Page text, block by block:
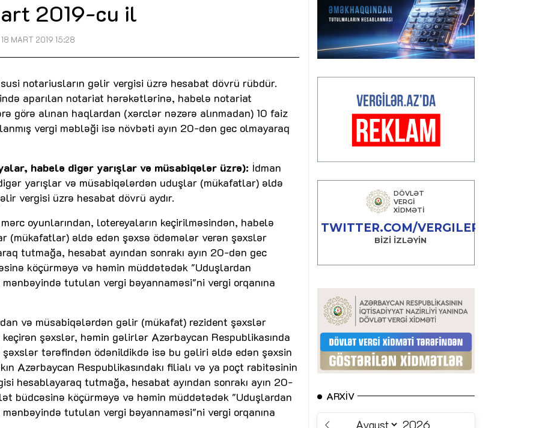
2019-cu il
18 MART 2019 15:28
notariusların gəlir vergisi üzrə hesabat dövrü rübdür.
aparılan notariat hərəkətlərinə, habelə notariat
alınan haqlardan (xərclər nəzərə alınmadan) 10 faiz
vergi məbləği isə növbəti ayın 20-dən gec olmayaraq
habelə digər yarışlar və müsabiqələr üzrə): İdman
yarışlar və müsabiqələrdən uduşlar (mükafatlar) əldə
vergisi üzrə hesabat dövrü aydır.
oyunlarından, lotereyaların keçirilməsindən, habelə
(mükafatlar) əldə edən şəxsə ödəmələr verən şəxslər
tutmağa, hesabat ayından sonrakı ayın 20-dən gec
köçürməyə və həmin müddətədək "Uduşlardan
tutulan vergi bəyannaməsi"ni vergi orqanına
və müsabiqələrdən gəlir (mükafat) rezident şəxslər
şəxslər, həmin gəlirlər Azərbaycan Respublikasında
tərəfindən ödənildikdə isə bu gəliri əldə edən şəxsin
Azərbaycan Respublikasındakı filialı və ya poçt rabitəsinin
hesablayaraq tutmağa, hesabat ayından sonrakı ayın 20-
büdcəsinə köçürməyə və həmin müddətədək "Uduşlardan
tutulan vergi bəyannaməsi"ni vergi orqanına
ARXIV